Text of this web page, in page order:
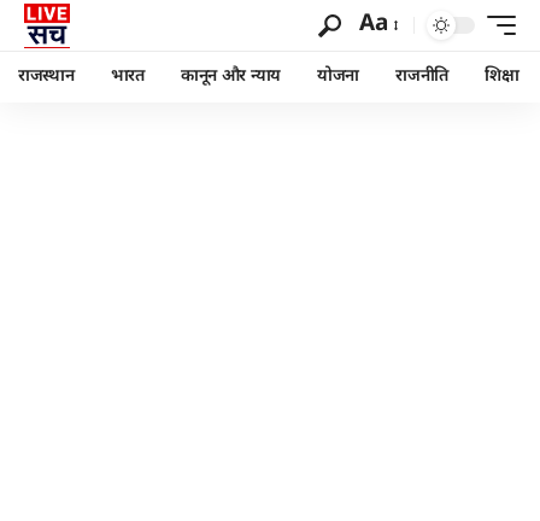
Aa
राजस्थान भारत कानून और न्याय योजना राजनीति शिक्षा